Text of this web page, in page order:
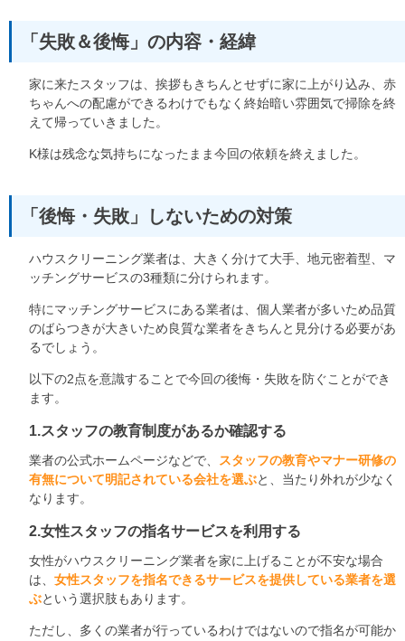
「失敗＆後悔」の内容・経緯
家に来たスタッフは、挨拶もきちんとせずに家に上がり込み、赤
ちゃんへの配慮ができるわけでもなく終始暗い雰囲気で掃除を終
えて帰っていきました。
K様は残念な気持ちになったまま今回の依頼を終えました。
「後悔・失敗」しないための対策
ハウスクリーニング業者は、大きく分けて大手、地元密着型、マ
ッチングサービスの3種類に分けられます。
特にマッチングサービスにある業者は、個人業者が多いため品質
のばらつきが大きいため良質な業者をきちんと見分ける必要があ
るでしょう。
以下の2点を意識することで今回の後悔・失敗を防ぐことができ
ます。
1.スタッフの教育制度があるか確認する
業者の公式ホームページなどで、 スタッフの教育やマナー研修の
有無について明記されている会社を選ぶと、当たり外れが少なく
なります。
2.女性スタッフの指名サービスを利用する
女性がハウスクリーニング業者を家に上げることが不安な場合
は、 女性スタッフを指名できるサービスを提供している業者を選
ぶという選択肢もあります。
ただし、多くの業者が行っているわけではないので指名が可能か